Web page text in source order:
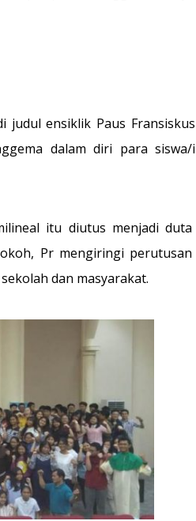
judul ensiklik Paus Fransiskus
dalam diri para siswa/i
itu diutus menjadi duta
Pr mengiringi perutusan
dan masyarakat.